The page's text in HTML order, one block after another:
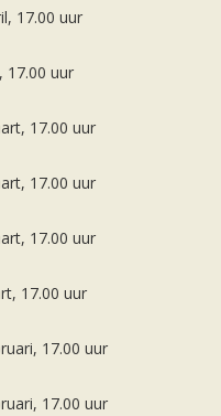
17.00 uur
17.00 uur
17.00 uur
17.00 uur
17.00 uur
17.00 uur
17.00 uur
17.00 uur